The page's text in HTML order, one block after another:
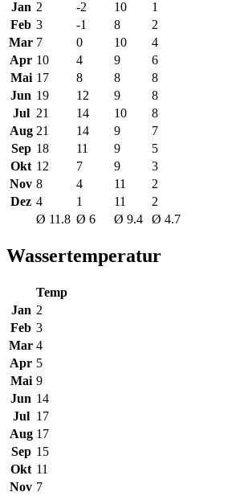
Jan 2 -2 10
1
Feb 3 -1 8
2
Mar 7 0 10
4
Apr 10 4 9
6
Mai 17 8 8
8
Jun 19 12 9
8
Jul 21 14 10
8
Aug 21 14 9
7
Sep 18 11 9
5
Okt 12 7 9
3
Nov 8 4 11
2
Dez 4 1 11
2
Ø 11.8 Ø 6 Ø 9.4 Ø 4.7
Wassertemperatur
Temp
Jan 2
Feb 3
Mar 4
Apr 5
Mai 9
Jun 14
Jul 17
Aug 17
Sep 15
Okt 11
Nov 7